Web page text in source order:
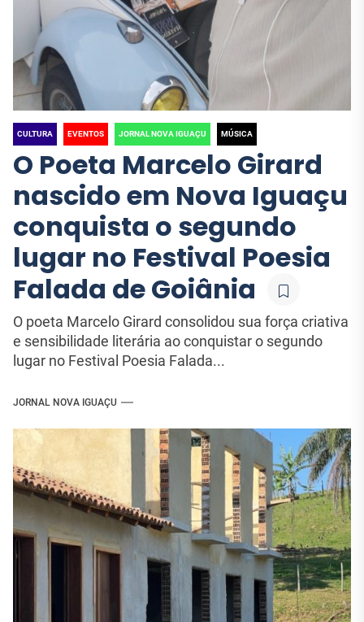
CULTURA EVENTOS JORNAL NOVA IGUAÇU MÚSICA
O Poeta Marcelo Girard
nascido em Nova Iguaçu
conquista o segundo
lugar no Festival Poesia
Falada de Goiânia
O poeta Marcelo Girard consolidou sua força criativa
e sensibilidade literária ao conquistar o segundo
lugar no Festival Poesia Falada...
JORNAL NOVA IGUAÇU
contam tudo
o “Intenso”
NOVA IGUAÇU
Cultural que Une o
Janeiro
JORNAL NOVA IGUAÇU